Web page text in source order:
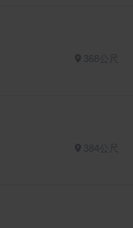
384公尺